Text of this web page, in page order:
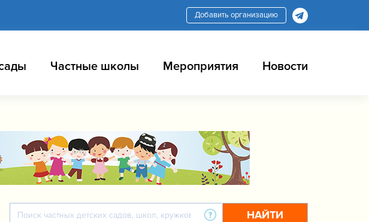
Добавить организацию
Частные школы Мероприятия Новости
НАЙТИ